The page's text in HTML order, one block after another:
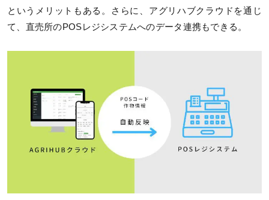
というメリットもある。さらに、アグリハブクラウドを通じ
て、直売所のPOSレジシステムへのデータ連携もできる。